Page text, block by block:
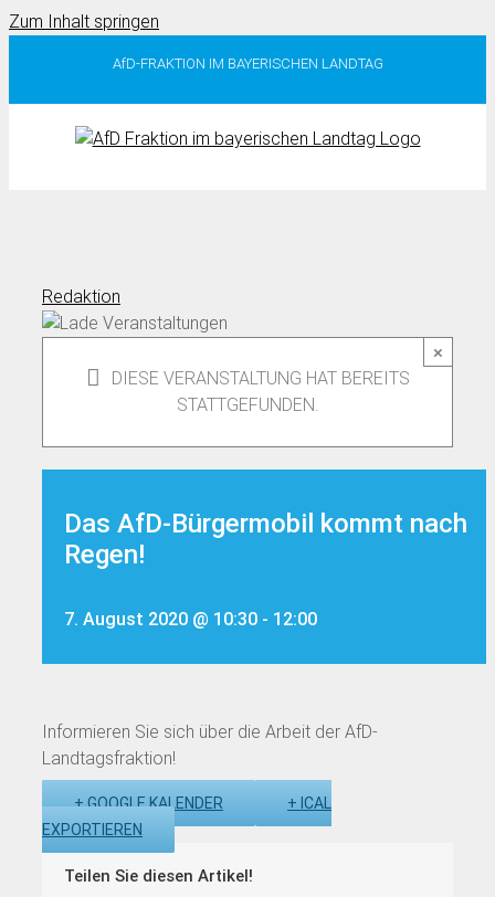
Zum Inhalt springen
AfD-FRAKTION IM BAYERISCHEN LANDTAG
Redaktion
×
DIESE VERANSTALTUNG HAT BEREITS
STATTGEFUNDEN.
Das AfD-Bürgermobil kommt nach
Regen!
7. August 2020 @ 10:30 - 12:00
Informieren Sie sich über die Arbeit der AfD-
Landtagsfraktion!
+ GOOGLE KALENDER
+ ICAL
EXPORTIEREN
Teilen Sie diesen Artikel!